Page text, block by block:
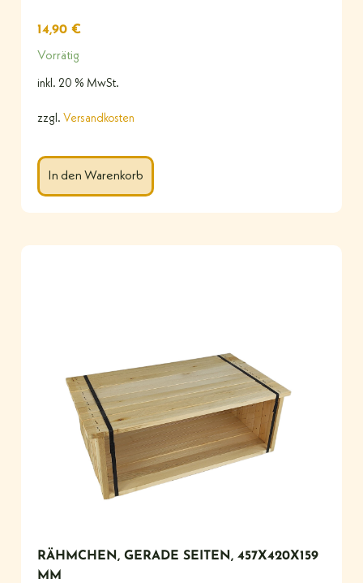
14,90 €
Vorrätig
inkl. 20 % MwSt.
zzgl. Versandkosten
In den Warenkorb
RÄHMCHEN, GERADE SEITEN, 457X420X159
MM